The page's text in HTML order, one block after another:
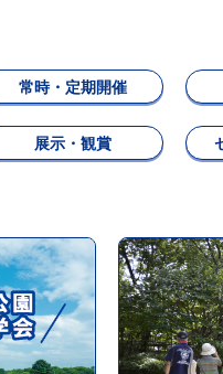
常時・定期開催
展示・観賞